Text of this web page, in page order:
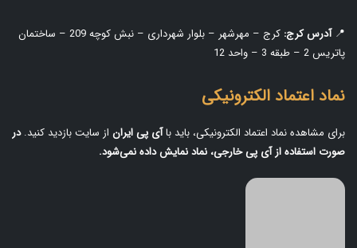
📍آدرس کرج:
کرج – مهرشهر – بلوار شهرداری – نبش کوچه 209 – ساختمان
پاتریس 2 – طبقه 3 – واحد 12
نماد اعتماد الکترونیکی
برای مشاهده نماد اعتماد الکترونیکی، باید باآی‌ پی ایران از سایت بازدید کنید.در
صورت استفاده از آی‌ پی خارجی، نماد نمایش داده نمی‌شود.